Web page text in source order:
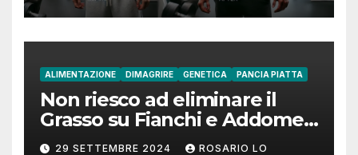
ALIMENTAZIONE DIMAGRIRE GENETICA PANCIA PIATTA
Non riesco ad eliminare il
Grasso su Fianchi e Addome:
cause e rimedi
29 SETTEMBRE 2024 ROSARIO LO